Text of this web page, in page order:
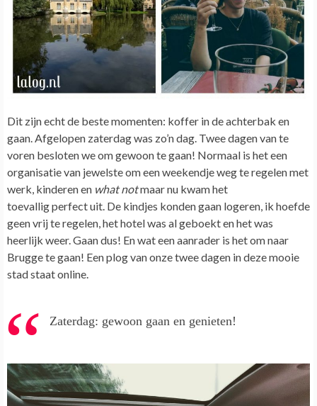
Dit zijn echt de beste momenten: koffer in de achterbak en
gaan. Afgelopen zaterdag was zo’n dag. Twee dagen van te
voren besloten we om gewoon te gaan! Normaal is het een
organisatie van jewelste om een weekendje weg te regelen met
werk, kinderen en what notmaar nu kwam het
toevallig perfect uit. De kindjes konden gaan logeren, ik hoefde
geen vrij te regelen, het hotel was al geboekt en het was
heerlijk weer. Gaan dus! En wat een aanrader is het om naar
Brugge te gaan! Een plog van onze twee dagen in deze mooie
stad staat online.
Zaterdag: gewoon gaan en genieten!